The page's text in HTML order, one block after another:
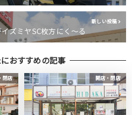
新しい投稿
ズミヤSC枚方にく〜る
おすすめの記事
閉店 開店・閉店